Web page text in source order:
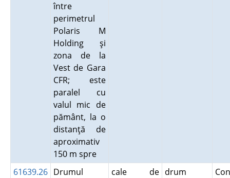
între
perimetrul
Polaris M
Holding şi
zona de la
Vest de Gara
CFR; este
paralel cu
valul mic de
pământ, la o
distanţă de
aproximativ
150 m spre
61639.26 Drumul
cale de drum